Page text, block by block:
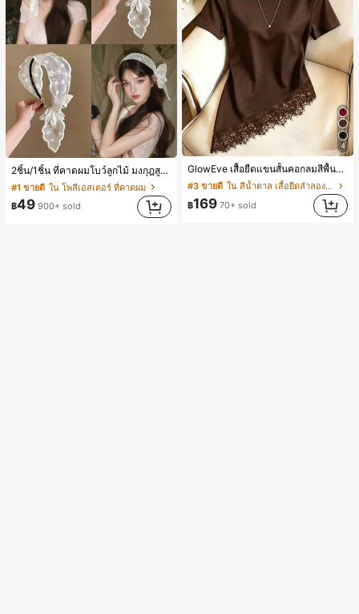
2ชิ้น/1ชิ้น ที่คาดผมโบว์ลูกไม้ มงกุฎสูง แถบกว้าง สีดำ สีขาว สำหรับใส่ประจำวัน กิ๊บติดผม ยางรัดผม (ลายปักดอกไม้จัดวางแบบสุ่ม)
#1 ขายดี ใน โพลีเอสเตอร์ ที่คาดผม
฿49 900+ sold
4
GlowEve เสื้อยืดแขนสั้นคอกลมสีพื้นลำลองอเนกประสงค์สำหรับผู้หญิง
#3 ขายดี
ใน สีน้ำตาล เสื้อยืดลำลองพื้นฐาน
฿169 70+ sold